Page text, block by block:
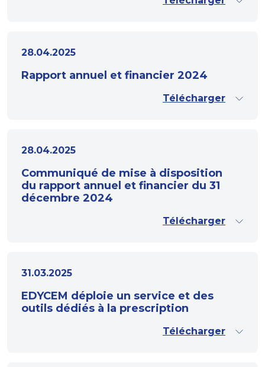
28.04.2025
Rapport annuel et financier 2024
Télécharger
28.04.2025
Communiqué de mise à disposition
du rapport annuel et financier du 31
décembre 2024
Télécharger
31.03.2025
EDYCEM déploie un service et des
outils dédiés à la prescription
Télécharger